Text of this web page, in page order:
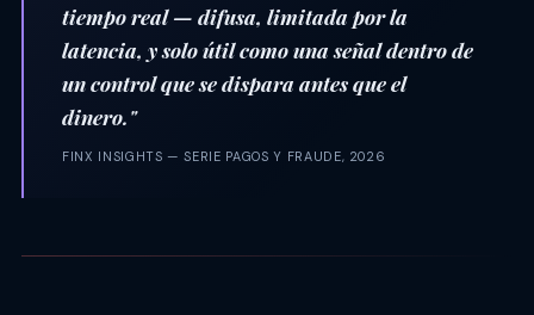
tiempo real — difusa, limitada por la
latencia, y solo útil como una señal dentro de
un control que se dispara antes que el
dinero."
FINX INSIGHTS — SERIE PAGOS Y FRAUDE, 2026